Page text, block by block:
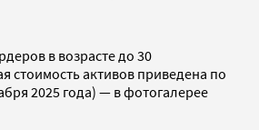
в возрасте до 30
стоимость активов приведена по
2025 года) — в фотогалерее